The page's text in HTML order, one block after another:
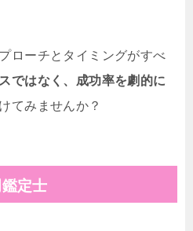
ローチとタイミングがすべ
ではなく、成功率を劇的に
てみませんか？
定士